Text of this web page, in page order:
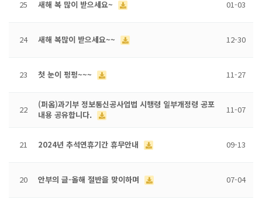
AS
터
25 새해 복 많이 받으세요~ 01-03
24 새해 복많이 받으세요~~ 12-30
23 첫 눈이 펑펑~~~ 11-27
22
(퍼옴)과기부 정보통신공사업법 시행령 일부개정령 공포
내용 공유합니다.
11-07
21 2024년 추석연휴기간 휴무안내 09-13
20 안부의 글-올해 절반을 맞이하며 07-04